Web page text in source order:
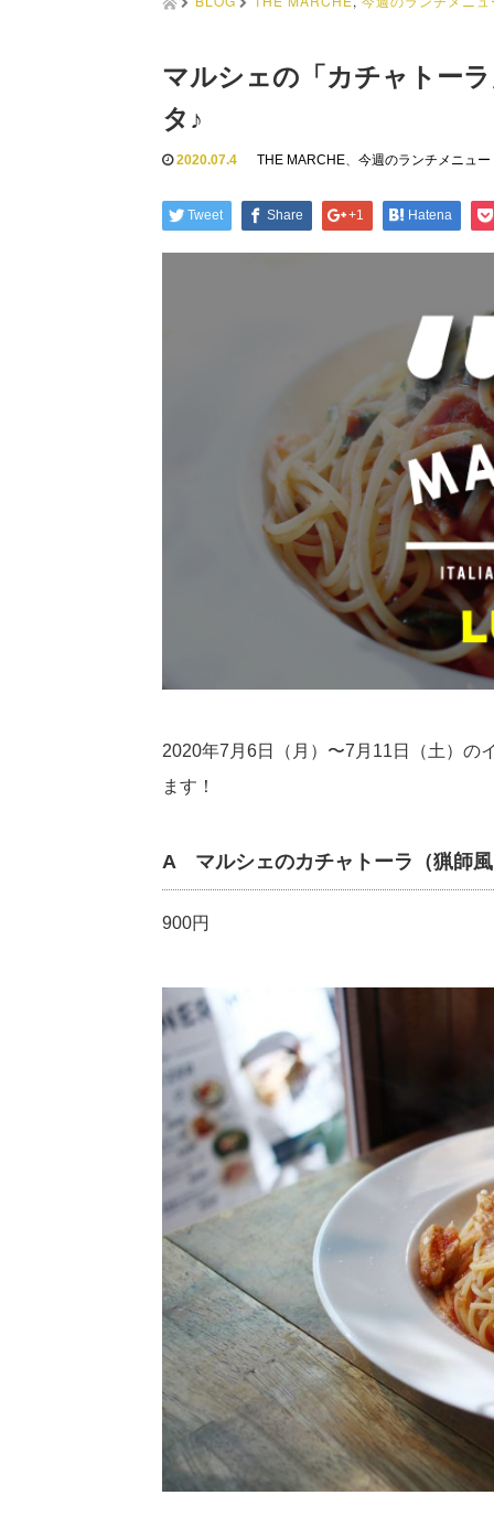
マルシェの「カチャトー
タ♪
2020.07.4 THE MARCHE、 今週のランチメニュー
Tweet Share +1 Hatena
2020年7月6日（月）〜7月11日（土）の
ます！
A マルシェのカチャトーラ（猟師
900円